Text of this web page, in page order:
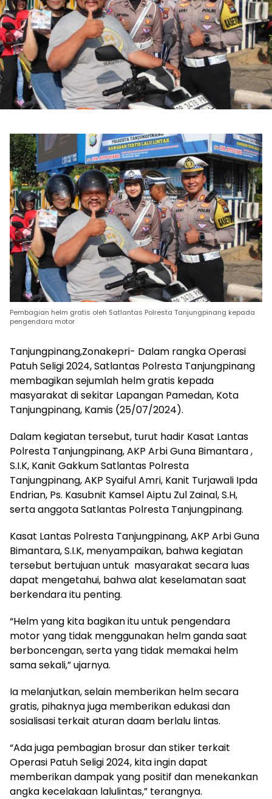
Pembagian helm gratis oleh Satlantas Polresta Tanjungpinang kepada
pengendara motor
Tanjungpinang,Zonakepri- Dalam rangka Operasi
Patuh Seligi 2024, Satlantas Polresta Tanjungpinang
membagikan sejumlah helm gratis kepada
masyarakat di sekitar Lapangan Pamedan, Kota
Tanjungpinang, Kamis (25/07/2024).
Dalam kegiatan tersebut, turut hadir Kasat Lantas
Polresta Tanjungpinang, AKP Arbi Guna Bimantara ,
S.I.K, Kanit Gakkum Satlantas Polresta
Tanjungpinang, AKP Syaiful Amri, Kanit Turjawali Ipda
Endrian, Ps. Kasubnit Kamsel Aiptu Zul Zainal, S.H,
serta anggota Satlantas Polresta Tanjungpinang.
Kasat Lantas Polresta Tanjungpinang, AKP Arbi Guna
Bimantara, S.I.K, menyampaikan, bahwa kegiatan
tersebut bertujuan untuk masyarakat secara luas
dapat mengetahui, bahwa alat keselamatan saat
berkendara itu penting.
“Helm yang kita bagikan itu untuk pengendara
motor yang tidak menggunakan helm ganda saat
berboncengan, serta yang tidak memakai helm
sama sekali,” ujarnya.
Ia melanjutkan, selain memberikan helm secara
gratis, pihaknya juga memberikan edukasi dan
sosialisasi terkait aturan daam berlalu lintas.
“Ada juga pembagian brosur dan stiker terkait
Operasi Patuh Seligi 2024, kita ingin dapat
memberikan dampak yang positif dan menekankan
angka kecelakaan lalulintas,” terangnya.